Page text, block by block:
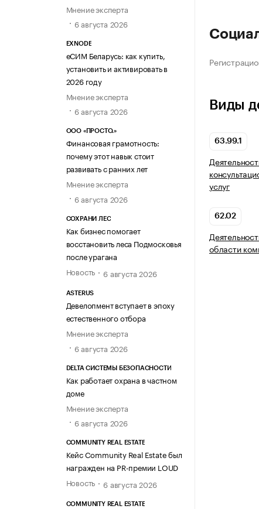
Мнение эксперта
6 августа 2026
EXNODE
еСИМ Беларусь: как купить,
установить и активировать в
2026 году
Мнение эксперта
6 августа 2026
ООО «ПРОСТО.»
Финансовая грамотность:
почему этот навык стоит
развивать с ранних лет
Мнение эксперта
6 августа 2026
СОХРАНИ ЛЕС
Как бизнес помогает
восстановить леса Подмосковья
после урагана
Новость
6 августа 2026
ASTERUS
Девелопмент вступает в эпоху
естественного отбора
Мнение эксперта
6 августа 2026
DELTA СИСТЕМЫ БЕЗОПАСНОСТИ
Как работает охрана в частном
доме
Мнение эксперта
6 августа 2026
COMMUNITY REAL ESTATE
Кейс Community Real Estate был
награжден на PR-премии LOUD
Новость
6 августа 2026
COMMUNITY REAL ESTATE
Виды
63.99.1
услуг
62.02
области